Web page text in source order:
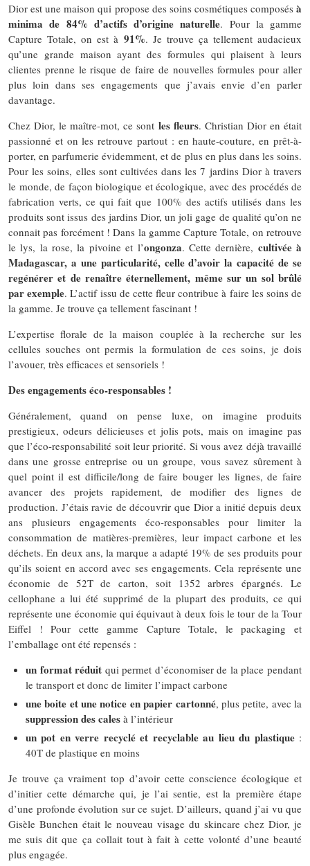
Dior est une maison qui propose des soins cosmétiques composés à
minima de 84% d’actifs d’origine naturelle. Pour la gamme
Capture Totale, on est à 91%. Je trouve ça tellement audacieux
qu’une grande maison ayant des formules qui plaisent à leurs
clientes prenne le risque de faire de nouvelles formules pour aller
plus loin dans ses engagements que j’avais envie d’en parler
davantage.
Chez Dior, le maître-mot, ce sont les fleurs. Christian Dior en était
passionné et on les retrouve partout : en haute-couture, en prêt-à-
porter, en parfumerie évidemment, et de plus en plus dans les soins.
Pour les soins, elles sont cultivées dans les 7 jardins Dior à travers
le monde, de façon biologique et écologique, avec des procédés de
fabrication verts, ce qui fait que 100% des actifs utilisés dans les
produits sont issus des jardins Dior, un joli gage de qualité qu’on ne
connait pas forcément ! Dans la gamme Capture Totale, on retrouve
le lys, la rose, la pivoine et l’ongonza. Cette dernière, cultivée à
Madagascar, a une particularité, celle d’avoir la capacité de se
regénérer et de renaître éternellement, même sur un sol brûlé
par exemple. L’actif issu de cette fleur contribue à faire les soins de
la gamme. Je trouve ça tellement fascinant !
L’expertise florale de la maison couplée à la recherche sur les
cellules souches ont permis la formulation de ces soins, je dois
l’avouer, très efficaces et sensoriels !
Des engagements éco-responsables !
Généralement, quand on pense luxe, on imagine produits
prestigieux, odeurs délicieuses et jolis pots, mais on imagine pas
que l’éco-responsabilité soit leur priorité. Si vous avez déjà travaillé
dans une grosse entreprise ou un groupe, vous savez sûrement à
quel point il est difficile/long de faire bouger les lignes, de faire
avancer des projets rapidement, de modifier des lignes de
production. J’étais ravie de découvrir que Dior a initié depuis deux
ans plusieurs engagements éco-responsables pour limiter la
consommation de matières-premières, leur impact carbone et les
déchets. En deux ans, la marque a adapté 19% de ses produits pour
qu’ils soient en accord avec ses engagements. Cela représente une
économie de 52T de carton, soit 1352 arbres épargnés. Le
cellophane a lui été supprimé de la plupart des produits, ce qui
représente une économie qui équivaut à deux fois le tour de la Tour
Eiffel ! Pour cette gamme Capture Totale, le packaging et
l’emballage ont été repensés :
un format réduit qui permet d’économiser de la place pendant
le transport et donc de limiter l’impact carbone
une boite et une notice en papier cartonné, plus petite, avec la
suppression des cales à l’intérieur
un pot en verre recyclé et recyclable au lieu du plastique:
40T de plastique en moins
Je trouve ça vraiment top d’avoir cette conscience écologique et
d’initier cette démarche qui, je l’ai sentie, est la première étape
d’une profonde évolution sur ce sujet. D’ailleurs, quand j’ai vu que
Gisèle Bunchen était le nouveau visage du skincare chez Dior, je
me suis dit que ça collait tout à fait à cette volonté d’une beauté
plus engagée.